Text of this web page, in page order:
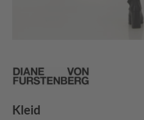
Kleid